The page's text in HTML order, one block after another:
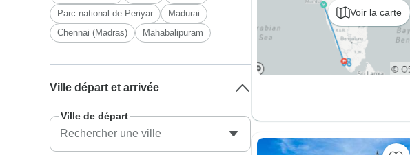
Voir la carte
Parc national de Periyar
Madurai
Chennai (Madras)
Mahabalipuram
Ville départ et arrivée
Ville de départ